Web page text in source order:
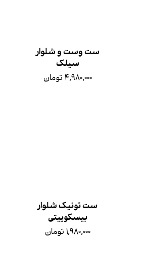
ست وست و شلوار
سیلک
۴,۹۸۰,۰۰۰ تومان
ست تونیک شلوار
بیسکوییتی
۱,۹۸۰,۰۰۰ تومان